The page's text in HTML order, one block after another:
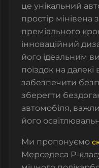
це унікальний
простір
преміального
інноваційний
його ідеальним
поїздок на далекі
забезпечити
зберегти
автомобіля,
його
Ми пропонуємо
Мерседеса Р-